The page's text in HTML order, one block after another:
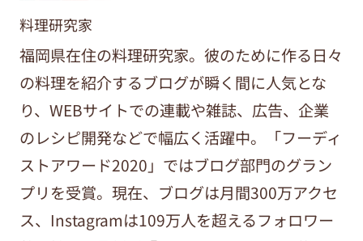
料理研究家
福岡県在住の料理研究家。彼のために作る日々
の料理を紹介するブログが瞬く間に人気とな
り、WEBサイトでの連載や雑誌、広告、企業
のレシピ開発などで幅広く活躍中。「フーディ
ストアワード2020」ではブログ部門のグラン
プリを受賞。現在、ブログは月間300万アクセ
ス、Instagramは109万人を超えるフォロワー